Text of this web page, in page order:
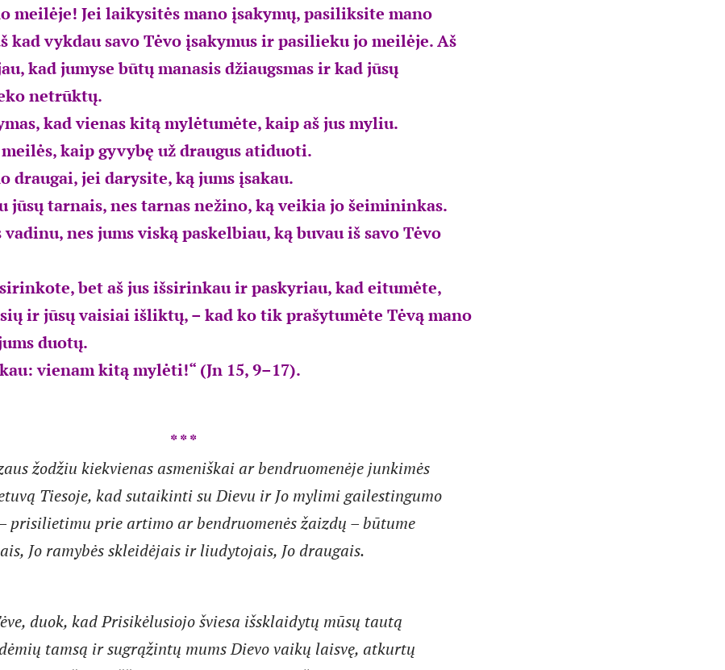
meilėje! Jei laikysitės mano įsakymų, pasiliksite mano
kad vykdau savo Tėvo įsakymus ir pasilieku jo meilėje. Aš
kad jumyse būtų manasis džiaugsmas ir kad jūsų
netrūktų.
kad vienas kitą mylėtumėte, kaip aš jus myliu.
kaip gyvybę už draugus atiduoti.
draugai, jei darysite, ką jums įsakau.
jūsų tarnais, nes tarnas nežino, ką veikia jo šeimininkas.
vadinu, nes jums viską paskelbiau, ką buvau iš savo Tėvo
bet aš jus išsirinkau ir paskyriau, kad eitumėte,
ir jūsų vaisiai išliktų, – kad ko tik prašytumėte Tėvą mano
duotų.
vienam kitą mylėti!“ (Jn 15, 9–17).
* * *
žodžiu kiekvienas asmeniškai ar bendruomenėje junkimės
Tiesoje, kad sutaikinti su Dievu ir Jo mylimi gailestingumo
prisilietimu prie artimo ar bendruomenės žaizdų – būtume
Jo ramybės skleidėjais ir liudytojais, Jo draugais.
duok, kad Prisikėlusiojo šviesa išsklaidytų mūsų tautą
tamsą ir sugrąžintų mums Dievo vaikų laisvę, atkurtų